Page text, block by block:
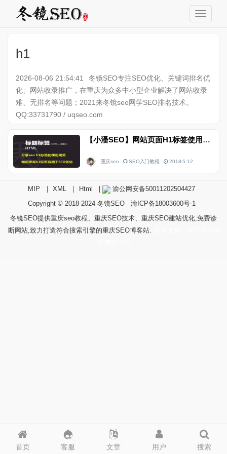
h1
2026-08-06 21:54:41
冬镜SEO专注SEO优化、关键词排名优
化、网站收录推广，在重庆为众多中小型企业解决了网站收录
难、无排名等问题；2021来冬镜seo网学SEO排名技术。
QQ:33731790 / uqseo.com
【小潘SEO】网站页面H1标签使用教程
重庆seo SEO入门教程 2018-5-12
首页 客服 文章 用户 搜索
MIP ｜ XML ｜ Html
渝公网安备50011202504427
Copyright © 2018-2024 冬镜SEO
渝ICP备18003600号-1
冬镜SEO提供重庆seo教程、重庆SEO技术、重庆SEO建站优化,免费诊
断网站,致力打造符合搜索引擎的重庆SEO博客站.